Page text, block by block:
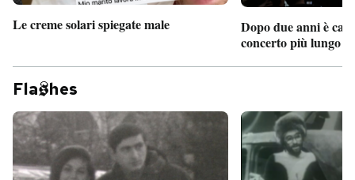
Le creme solari spiegate male
Dopo due anni è
concerto più lungo
Fla hes